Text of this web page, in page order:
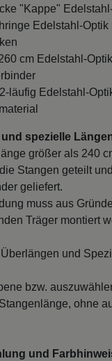
"Kappe"
Edelstahl-Optik
cm Edelstahl-Optik
läufig Edelstahl-
spezielle
größer als 240
Stangen geteilt
geliefert.
muss aus
Träger montiert
und
bzw.
ohne
und